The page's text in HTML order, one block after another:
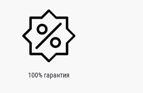
100% гарантия